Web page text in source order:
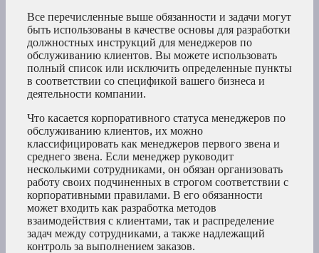
Все перечисленные выше обязанности и задачи могут
быть использованы в качестве основы для разработки
должностных инструкций для менеджеров по
обслуживанию клиентов. Вы можете использовать
полный список или исключить определенные пункты
в соответствии со спецификой вашего бизнеса и
деятельности компании.
Что касается корпоративного статуса менеджеров по
обслуживанию клиентов, их можно
классифицировать как менеджеров первого звена и
среднего звена. Если менеджер руководит
несколькими сотрудниками, он обязан организовать
работу своих подчиненных в строгом соответствии с
корпоративными правилами. В его обязанности
может входить как разработка методов
взаимодействия с клиентами, так и распределение
задач между сотрудниками, а также надлежащий
контроль за выполнением заказов.